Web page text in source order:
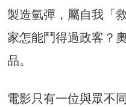
製造氫彈，屬自我「
家怎能鬥得過政客？
品。
電影只有一位與眾不